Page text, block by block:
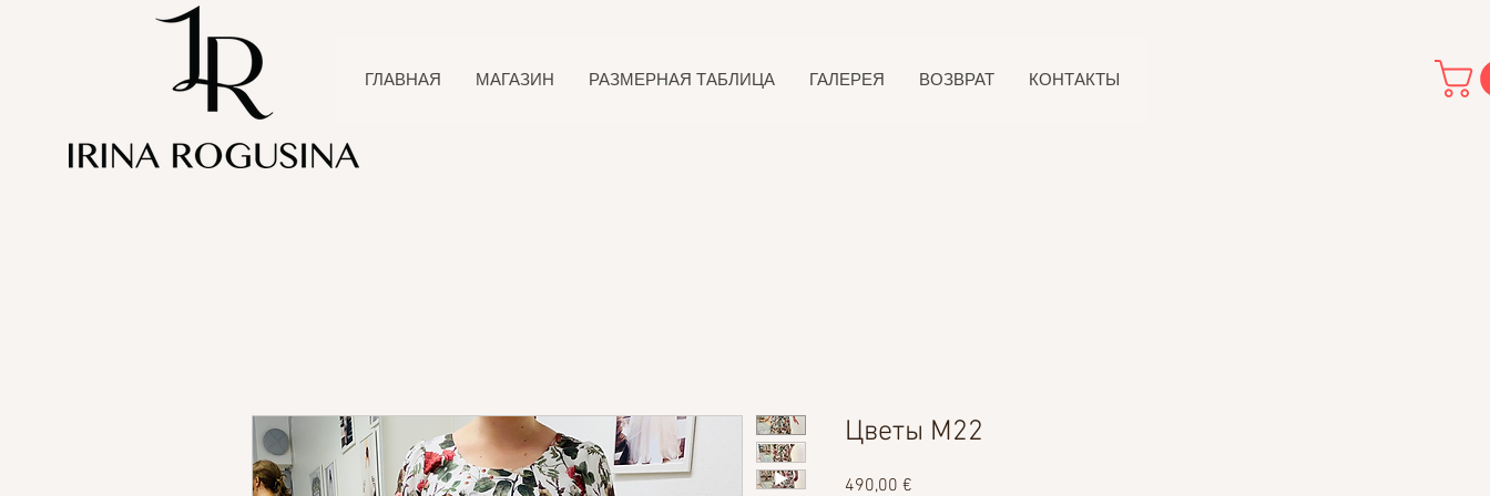
ГЛАВНАЯ МАГАЗИН РАЗМЕРНАЯ ТАБЛИЦА ГАЛЕРЕЯ ВОЗВРАТ КОНТАКТЫ
Цветы М22
490,00 €